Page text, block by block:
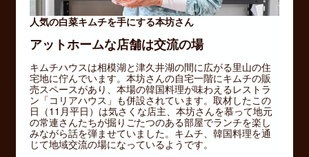
人気の白菜キムチを手にする本坊さん
アットホームな店舗は交流の場
キムチハウスは相模湖と津久井湖の間に広がる里山の住
宅地に佇んでいます。本坊さんの自宅一階にキムチの販
売スペースがあり、本場の韓国料理が味わえるレストラ
ン「コリアハウス」も併設されています。取材したこの
日（11月平日）は気さくな店主、本坊さんを慕って地元
の常連さんたちが掘りごたつのある部屋でランチを楽し
みながら話を弾ませていました。キムチ、韓国料理を通
じて地域交流の場になっているようです。